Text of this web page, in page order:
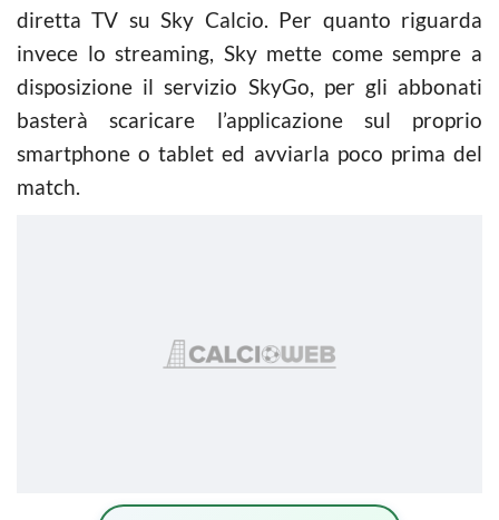
diretta TV su Sky Calcio. Per quanto riguarda
invece lo streaming, Sky mette come sempre a
disposizione il servizio SkyGo, per gli abbonati
basterà scaricare l’applicazione sul proprio
smartphone o tablet ed avviarla poco prima del
match.